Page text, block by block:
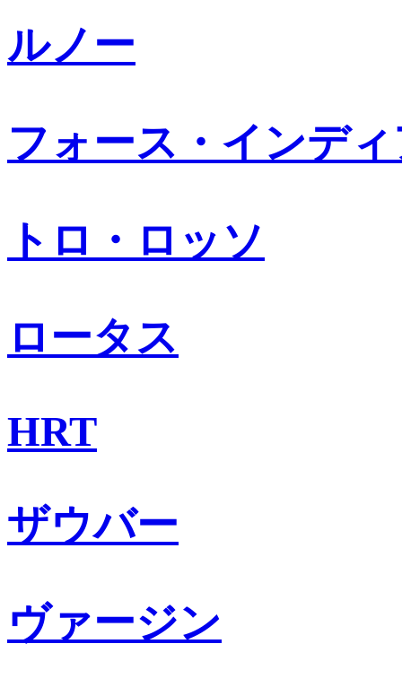
ルノー
フォース・インデ
トロ・ロッソ
ロータス
HRT
ザウバー
ヴァージン